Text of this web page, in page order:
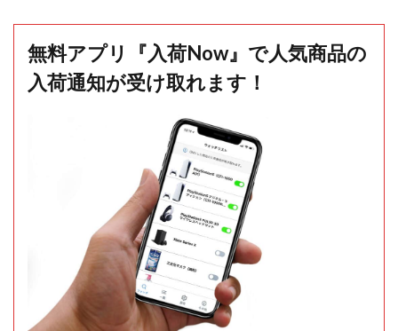
無料アプリ『入荷Now』で人気商品の
入荷通知が受け取れます！